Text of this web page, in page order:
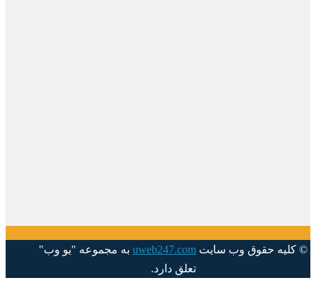
© کلیه حقوق وب سایت uweb247.comبه مجموعه "یو وب"
تعلق دارد.